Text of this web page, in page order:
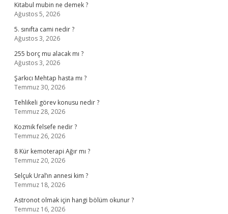
Kitabul mubin ne demek ?
Ağustos 5, 2026
5. sınıfta cami nedir ?
Ağustos 3, 2026
255 borç mu alacak mı ?
Ağustos 3, 2026
Şarkıcı Mehtap hasta mı ?
Temmuz 30, 2026
Tehlikeli görev konusu nedir ?
Temmuz 28, 2026
Kozmik felsefe nedir ?
Temmuz 26, 2026
8 Kür kemoterapi Ağır mı ?
Temmuz 20, 2026
Selçuk Ural’ın annesi kim ?
Temmuz 18, 2026
Astronot olmak için hangi bölüm okunur ?
Temmuz 16, 2026